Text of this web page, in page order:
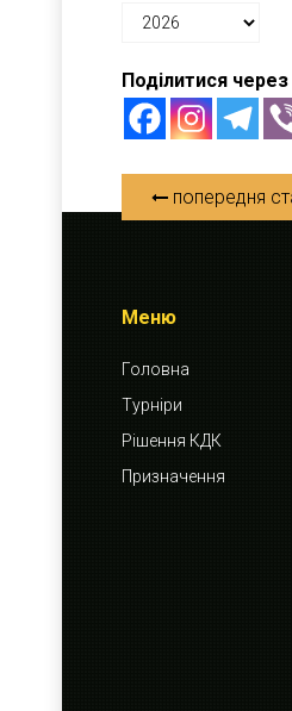
Поділитися
попередня
Меню
Головна
Турніри
Рішення КДК
Призначення